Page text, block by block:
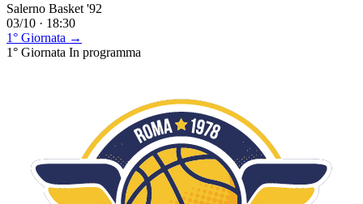
Salerno Basket '92
03/10 · 18:30
1° Giornata →
1° Giornata In programma